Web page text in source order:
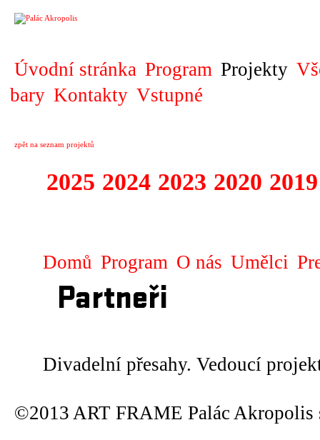
Úvodní stránka Program Projekty
bary Kontakty Vstupné
zpět na seznam projektů
2025 2024 2023 2020 2019
Domů Program O nás Umělci
Partneři
Divadelní přesahy. Vedoucí
©2013 ART FRAME Palác Akropolis